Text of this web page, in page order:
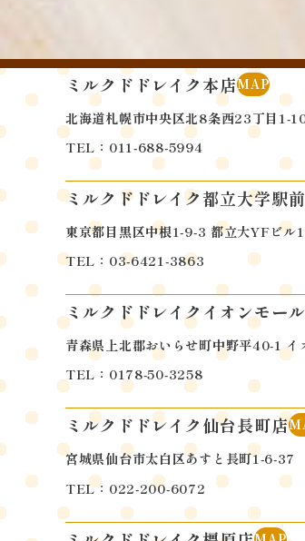
ミルクドドレイク本店MAP
北海道札幌市中央区北8条西23丁目1-
TEL：011-688-5994
ミルクドドレイク都立大学駅
東京都目黒区中根1-9-3 都立大YFビル
TEL：03-6421-3863
ミルクドドレイクイオンモー
青森県上北郡おいらせ町中野平40-1イ
TEL：0178-50-3258
ミルクドドレイク仙台長町店
宮城県仙台市太白区あすと長町1-6-37
TEL：022-200-6072